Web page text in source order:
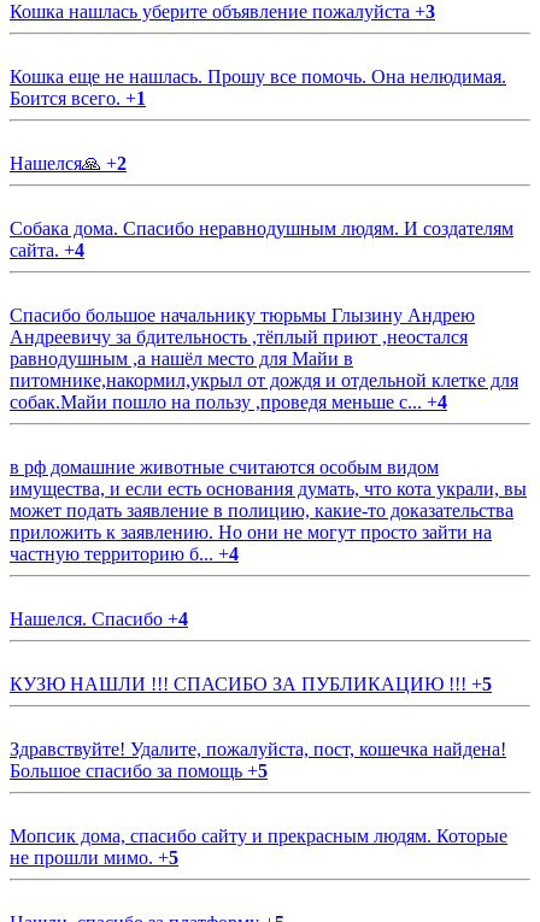
Кошка нашлась уберите объявление пожалуйста +3
Кошка еще не нашлась. Прошу все помочь. Она нелюдимая.
Боится всего. +1
Нашелся🙏 +2
Собака дома. Спасибо неравнодушным людям. И создателям
сайта. +4
Спасибо большое начальнику тюрьмы Глызину Андрею
Андреевичу за бдительность ,тёплый приют ,неостался
равнодушным ,а нашёл место для Майи в
питомнике,накормил,укрыл от дождя и отдельной клетке для
собак.Майи пошло на пользу ,проведя меньше с... +4
в рф домашние животные считаются особым видом
имущества, и если есть основания думать, что кота украли, вы
может подать заявление в полицию, какие-то доказательства
приложить к заявлению. Но они не могут просто зайти на
частную территорию б... +4
Нашелся. Спасибо +4
КУЗЮ НАШЛИ !!! СПАСИБО ЗА ПУБЛИКАЦИЮ !!! +5
Здравствуйте! Удалите, пожалуйста, пост, кошечка найдена!
Большое спасибо за помощь +5
Мопсик дома, спасибо сайту и прекрасным людям. Которые
не прошли мимо. +5